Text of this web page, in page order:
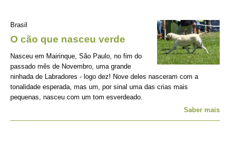
Brasil
O cão que nasceu verde
Nasceu em Mairinque, São Paulo, no fim do
passado mês de Novembro, uma grande
ninhada de Labradores - logo dez! Nove deles nasceram com a
tonalidade esperada, mas um, por sinal uma das crias mais
pequenas, nasceu com um tom esverdeado.
Saber mais